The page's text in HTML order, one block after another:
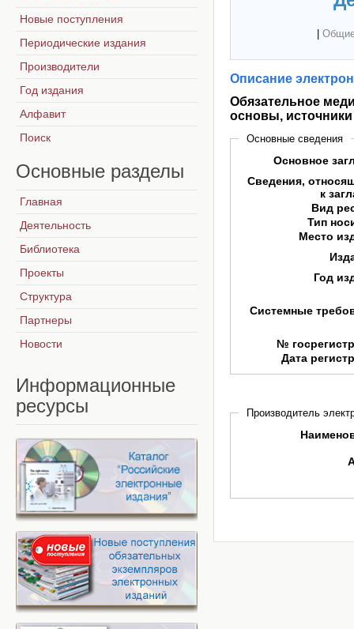
Описание
Обязательное
основы,
Основные сведения
Основное
Сведения,
к
Вид
Тип
Место
Год
Системные
№
Дата
Производитель
Новые поступления
Периодические издания
Производители
Год издания
Алфавит
Поиск
Основные разделы
Главная
Деятельность
Библиотека
Проекты
Структура
Партнеры
Новости
Информационные
ресурсы